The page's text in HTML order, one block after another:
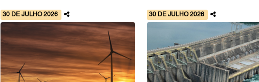
30 DE JULHO 2026 30 DE JULHO 2026